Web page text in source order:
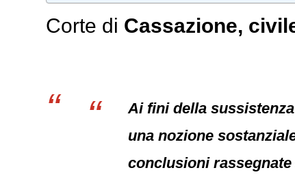
Corte di Cassazione,
Ai fini della
una nozione
conclusioni